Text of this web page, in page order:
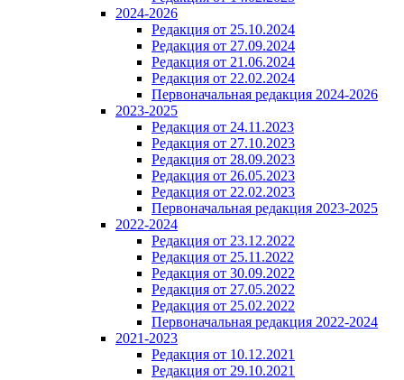
2024-2026
Редакция от 25.10.2024
Редакция от 27.09.2024
Редакция от 21.06.2024
Редакция от 22.02.2024
Первоначальная редакция 2024-2026
2023-2025
Редакция от 24.11.2023
Редакция от 27.10.2023
Редакция от 28.09.2023
Редакция от 26.05.2023
Редакция от 22.02.2023
Первоначальная редакция 2023-2025
2022-2024
Редакция от 23.12.2022
Редакция от 25.11.2022
Редакция от 30.09.2022
Редакция от 27.05.2022
Редакция от 25.02.2022
Первоначальная редакция 2022-2024
2021-2023
Редакция от 10.12.2021
Редакция от 29.10.2021